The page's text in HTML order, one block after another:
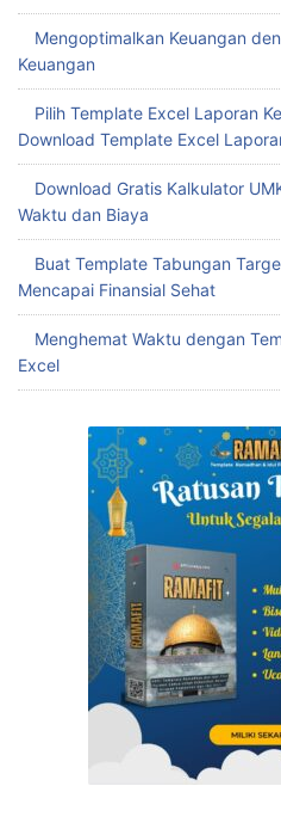
Mengoptimalkan Keuangan
Keuangan
Pilih Template Excel Laporan
Download Template Excel
Download Gratis Kalkulator
Waktu dan Biaya
Buat Template Tabungan
Mencapai Finansial Sehat
Menghemat Waktu dengan
Excel